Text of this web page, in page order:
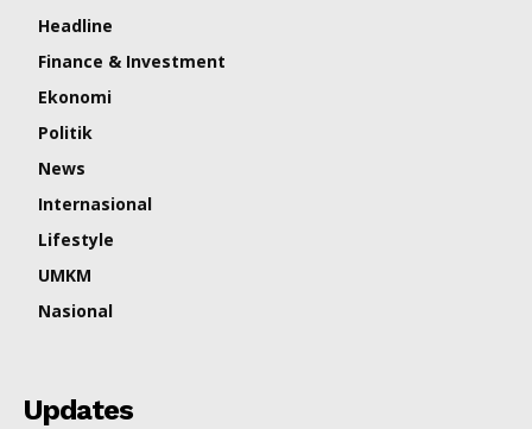
Headline
Finance & Investment
Ekonomi
Politik
News
Internasional
Lifestyle
UMKM
Nasional
Updates